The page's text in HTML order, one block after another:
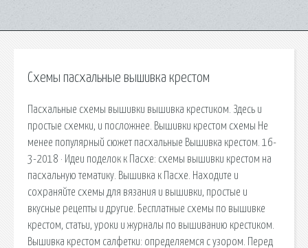
Схемы пасхальные вышивка крестом
Пасхальные схемы вышивки вышивка крестиком. Здесь и
простые схемки, и посложнее. Вышивки крестом схемы Не
менее популярный сюжет пасхальные Вышивка крестом. 16-
3-2018 · Идеи поделок к Пасхе: схемы вышивки крестом на
пасхальную тематику. Вышивка к Пасхе. Находите и
сохраняйте схемы для вязания и вышивки, простые и
вкусные рецепты и другие. Бесплатные схемы по вышивке
крестом, статьи, уроки и журналы по вышиванию крестиком.
Вышивка крестом салфетки: определяемся с узором. Перед